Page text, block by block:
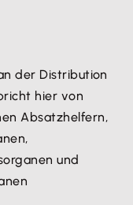
der Distribution
hier von
Absatzhelfern,
und